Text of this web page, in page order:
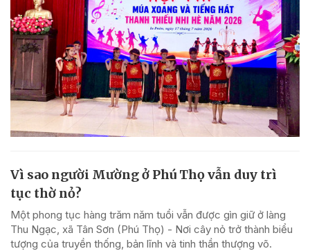
Vì sao người Mường ở Phú Thọ vẫn duy trì
tục thờ nỏ?
Một phong tục hàng trăm năm tuổi vẫn được gìn giữ ở làng
Thu Ngạc, xã Tân Sơn (Phú Thọ) - Nơi cây nỏ trở thành biểu
tượng của truyền thống, bản lĩnh và tinh thần thượng võ.